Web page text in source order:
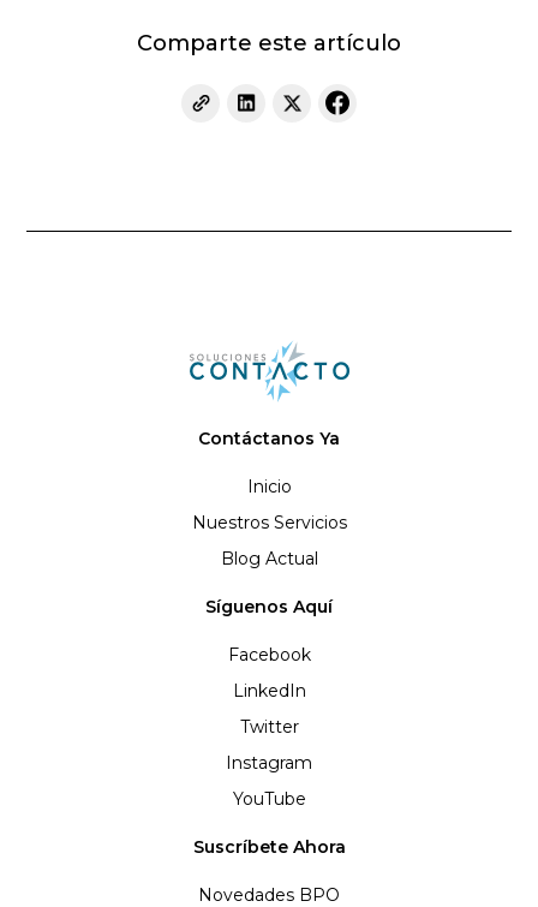
Comparte este artículo
Contáctanos Ya
Inicio
Nuestros Servicios
Blog Actual
Síguenos Aquí
Facebook
LinkedIn
Twitter
Instagram
YouTube
Suscríbete Ahora
Novedades BPO